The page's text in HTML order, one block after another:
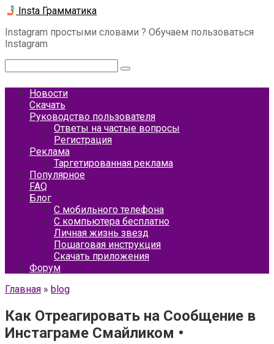
Перейти
контенту
Insta Грамматика
Instagram простыми словами ? Обучаем пользоваться
Instagram
Новости
Скачать
Руководство пользователя
Ответы на частые вопросы
Регистрация
Реклама
Таргетированная реклама
Популярное
FAQ
Блог
С мобильного телефона
С компьютера бесплатно
Личная жизнь звезд
Пошаговая инструкция
Скачать приложения
Форум
Главная » blog
Как Отреагировать на Сообщение в
Инстаграме Смайликом •